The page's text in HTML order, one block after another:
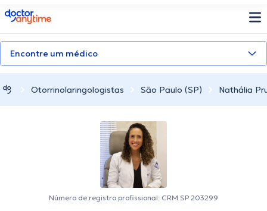
doctoranytime
Encontre um médico
Otorrinolaringologistas São Paulo (SP) Nathália
Número de registro profissional: CRM SP 203299